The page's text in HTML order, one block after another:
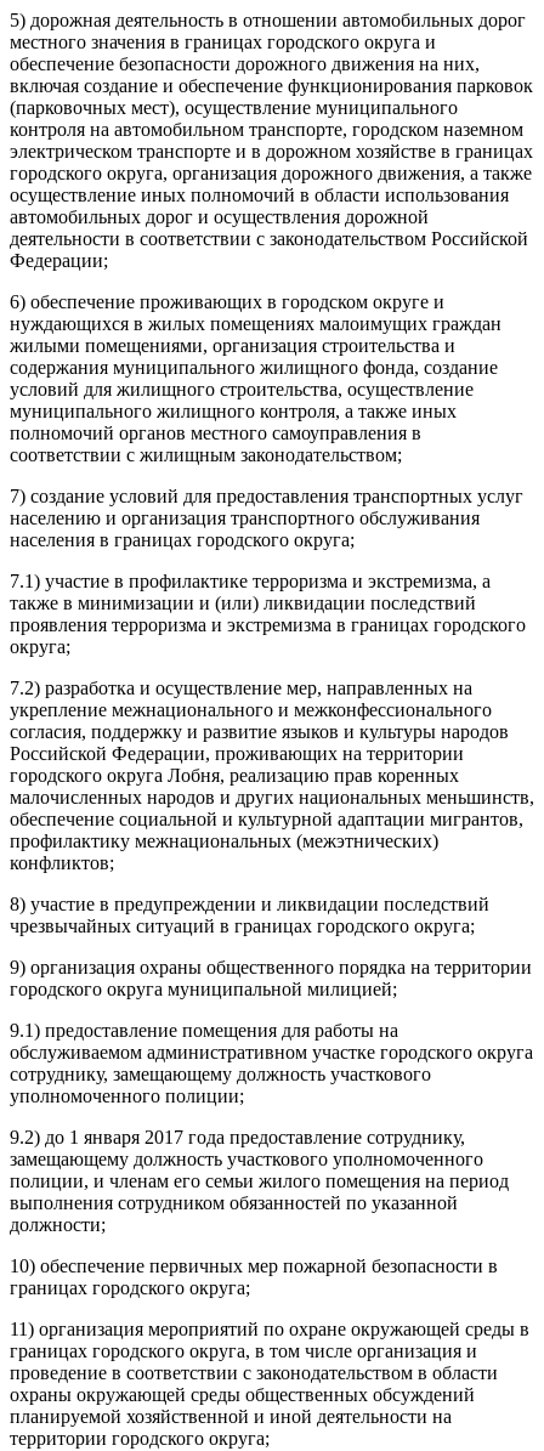
5) дорожная деятельность в отношении автомобильных дорог
местного значения в границах городского округа и
обеспечение безопасности дорожного движения на них,
включая создание и обеспечение функционирования парковок
(парковочных мест), осуществление муниципального
контроля на автомобильном транспорте, городском наземном
электрическом транспорте и в дорожном хозяйстве в границах
городского округа, организация дорожного движения, а также
осуществление иных полномочий в области использования
автомобильных дорог и осуществления дорожной
деятельности в соответствии с законодательством Российской
Федерации;
6) обеспечение проживающих в городском округе и
нуждающихся в жилых помещениях малоимущих граждан
жилыми помещениями, организация строительства и
содержания муниципального жилищного фонда, создание
условий для жилищного строительства, осуществление
муниципального жилищного контроля, а также иных
полномочий органов местного самоуправления в
соответствии с жилищным законодательством;
7) создание условий для предоставления транспортных услуг
населению и организация транспортного обслуживания
населения в границах городского округа;
7.1) участие в профилактике терроризма и экстремизма, а
также в минимизации и (или) ликвидации последствий
проявления терроризма и экстремизма в границах городского
округа;
7.2) разработка и осуществление мер, направленных на
укрепление межнационального и межконфессионального
согласия, поддержку и развитие языков и культуры народов
Российской Федерации, проживающих на территории
городского округа Лобня, реализацию прав коренных
малочисленных народов и других национальных меньшинств,
обеспечение социальной и культурной адаптации мигрантов,
профилактику межнациональных (межэтнических)
конфликтов;
8) участие в предупреждении и ликвидации последствий
чрезвычайных ситуаций в границах городского округа;
9) организация охраны общественного порядка на территории
городского округа муниципальной милицией;
9.1) предоставление помещения для работы на
обслуживаемом административном участке городского округа
сотруднику, замещающему должность участкового
уполномоченного полиции;
9.2) до 1 января 2017 года предоставление сотруднику,
замещающему должность участкового уполномоченного
полиции, и членам его семьи жилого помещения на период
выполнения сотрудником обязанностей по указанной
должности;
10) обеспечение первичных мер пожарной безопасности в
границах городского округа;
11) организация мероприятий по охране окружающей среды в
границах городского округа, в том числе организация и
проведение в соответствии с законодательством в области
охраны окружающей среды общественных обсуждений
планируемой хозяйственной и иной деятельности на
территории городского округа;